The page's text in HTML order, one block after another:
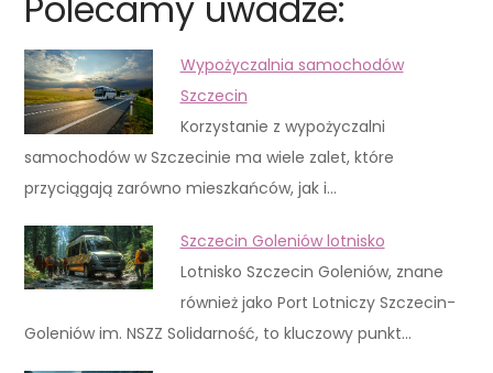
Wypożyczalnia samochodów
Szczecin
Korzystanie z wypożyczalni
samochodów w Szczecinie ma wiele zalet, które
przyciągają zarówno mieszkańców, jak i…
Szczecin Goleniów lotnisko
Lotnisko Szczecin Goleniów, znane
również jako Port Lotniczy Szczecin-
Goleniów im. NSZZ Solidarność, to kluczowy punkt…